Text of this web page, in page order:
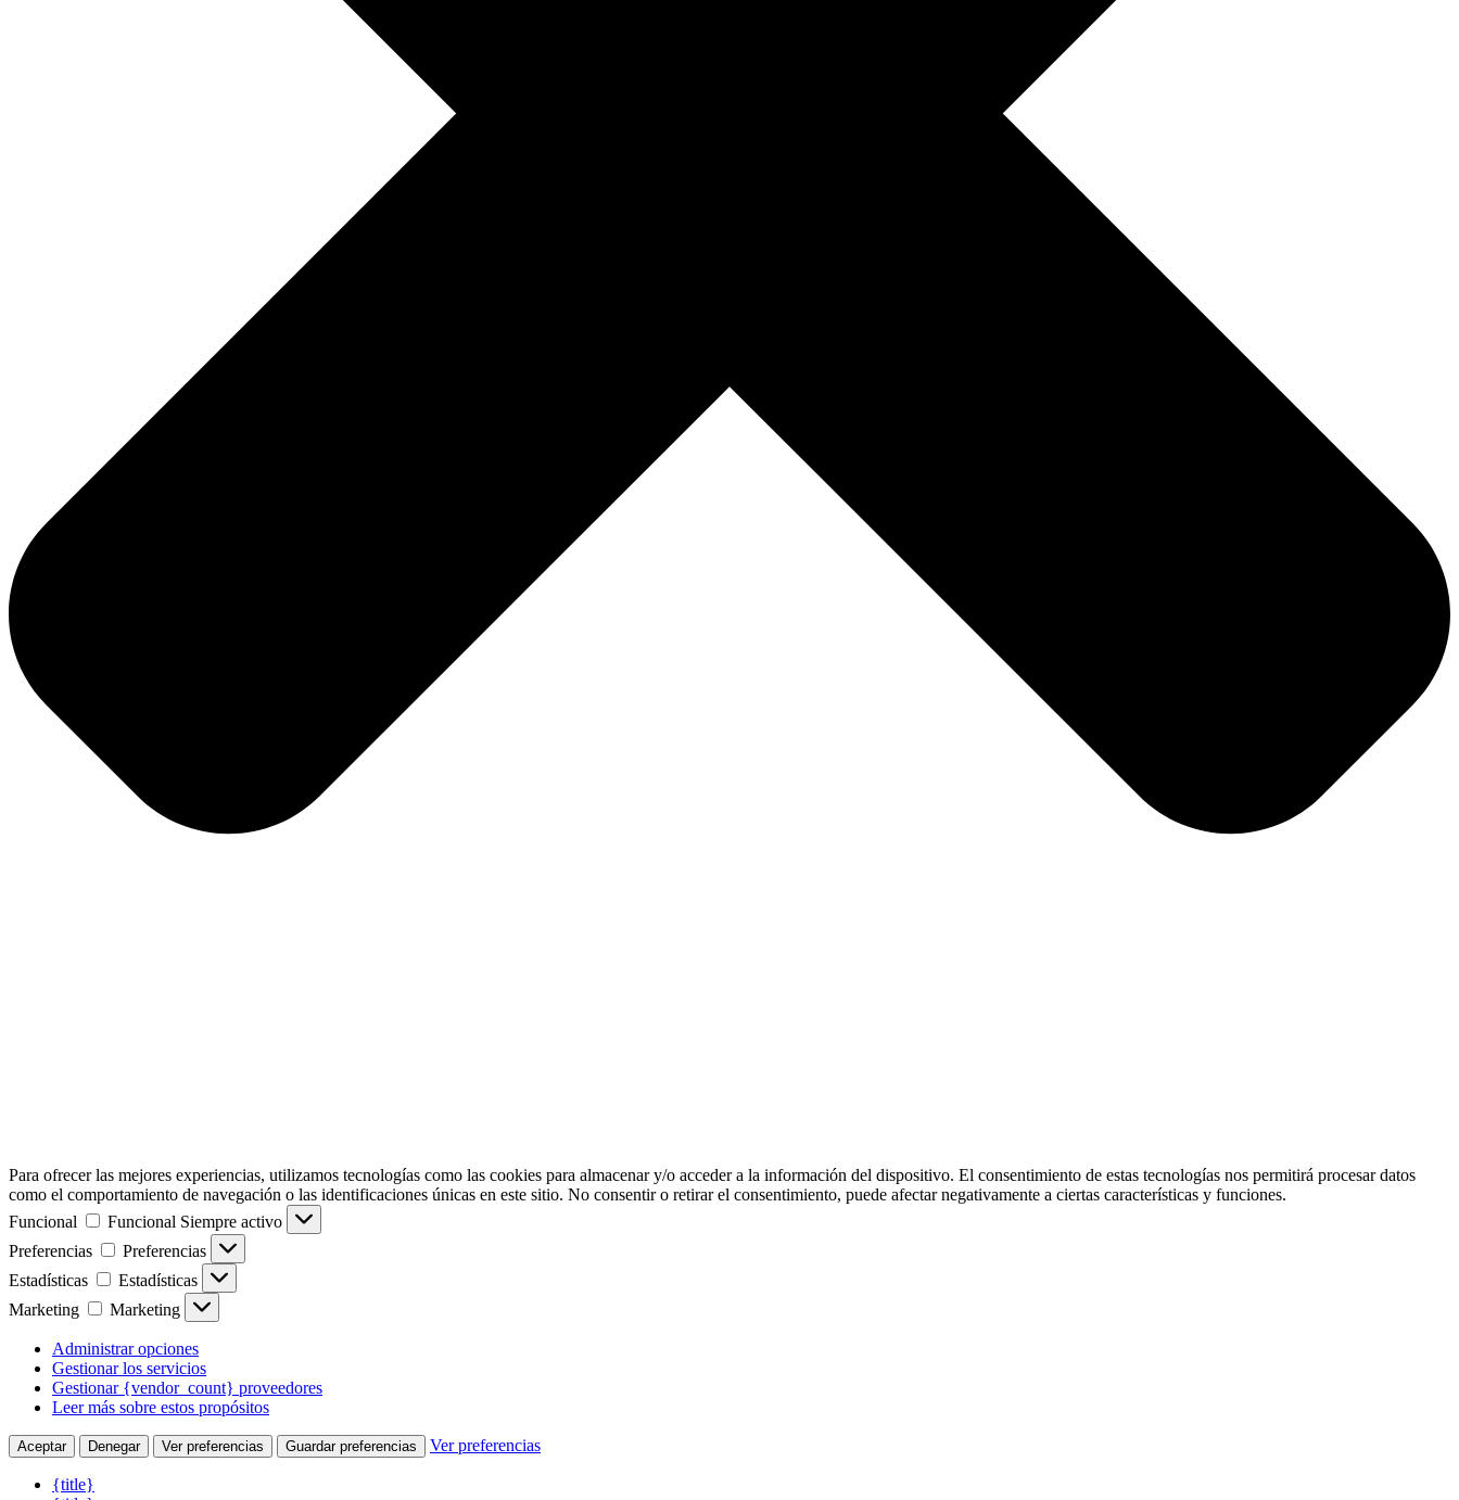
Para ofrecer las mejores experiencias, utilizamos tecnologías como las cookies para almacenar y/o acceder a la información del dispositivo. El consentimiento de estas tecnologías nos permitirá procesar datos
como el comportamiento de navegación o las identificaciones únicas en este sitio. No consentir o retirar el consentimiento, puede afectar negativamente a ciertas características y funciones.
Funcional
Funcional Siempre activo
Preferencias
Preferencias
Estadísticas
Estadísticas
Marketing
Marketing
Administrar opciones
Gestionar los servicios
Gestionar {vendor_count} proveedores
Leer más sobre estos propósitos
Aceptar Denegar Ver preferencias Guardar preferencias Ver preferencias
{title}